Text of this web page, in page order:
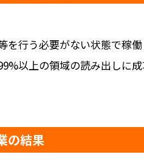
行う必要がない状態で稼
以上の領域の読み出しに成
の結果